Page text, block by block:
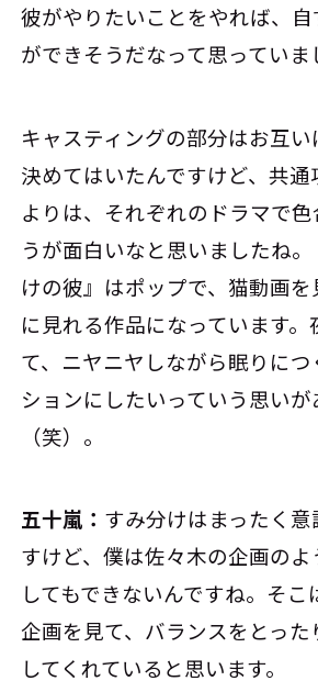
彼がやりたいことをやれば、
ができそうだなって思っていま
キャスティングの部分はお互
決めてはいたんですけど、共通
よりは、それぞれのドラマで
うが面白いなと思いましたね
けの彼』はポップで、猫動画
に見れる作品になっています
て、ニヤニヤしながら眠りに
ションにしたいっていう思いが
（笑）。
五十嵐： すみ分けはまったく意
すけど、僕は佐々木の企画のよ
してもできないんですね。そこ
企画を見て、バランスをとっ
してくれていると思います。